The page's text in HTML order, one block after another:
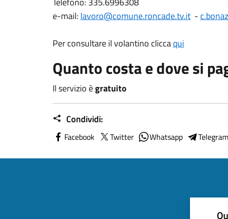
e-mail: lavoro@comune.roncade.tv.it -
Per consultare il volantino cliccaqui
Quanto costa e dove si
Il servizio ègratuito
Condividi:
Facebook Twitter Whatsapp Telegram